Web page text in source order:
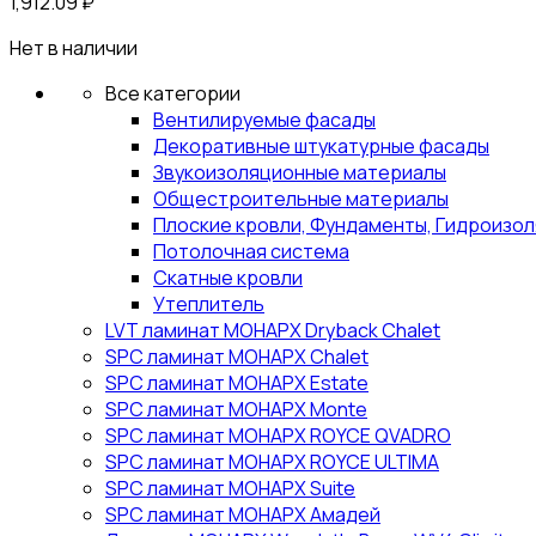
Нет в наличии
Все категории
Вентилируемые фасады
Декоративные штукатурные фасады
Звукоизоляционные материалы
Общестроительные материалы
Плоские кровли, Фундаменты,
Потолочная система
Скатные кровли
Утеплитель
LVT ламинат МОНАРХ Dryback Chalet
SPC ламинат МОНАРХ Chalet
SPC ламинат МОНАРХ Estate
SPC ламинат МОНАРХ Monte
SPC ламинат МОНАРХ ROYCE QVADRO
SPC ламинат МОНАРХ ROYCE ULTIMA
SPC ламинат МОНАРХ Suite
SPC ламинат МОНАРХ Амадей